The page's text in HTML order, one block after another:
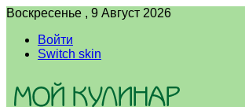
Воскресенье , 9 Август 2026
Войти
Switch skin